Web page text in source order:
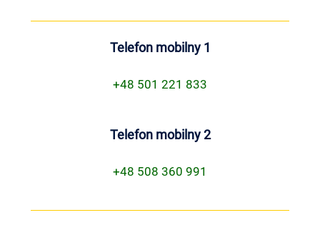
Telefon mobilny 1
+48 501 221 833
Telefon mobilny 2
+48 508 360 991